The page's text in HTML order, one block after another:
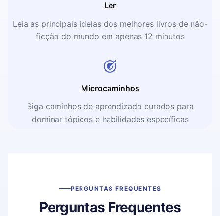
Ler
Leia as principais ideias dos melhores livros de não-
ficção do mundo em apenas 12 minutos
Microcaminhos
Siga caminhos de aprendizado curados para
dominar tópicos e habilidades específicas
PERGUNTAS FREQUENTES
Perguntas Frequentes